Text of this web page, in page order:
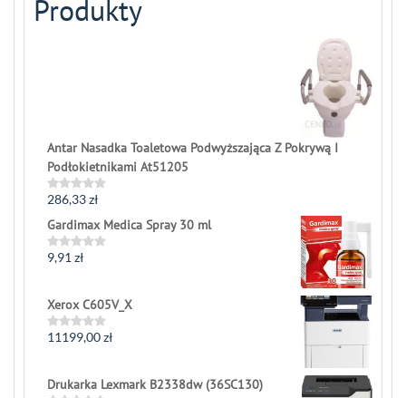
Produkty
Antar Nasadka Toaletowa Podwyższająca Z Pokrywą I
Podłokietnikami At51205
Rated
out
of
5
286,33zł
Gardimax Medica Spray 30 ml
Rated
of
5
9,91 zł
Xerox C605V_X
Rated
of
5
11199,00zł
Drukarka Lexmark B2338dw (36SC130)